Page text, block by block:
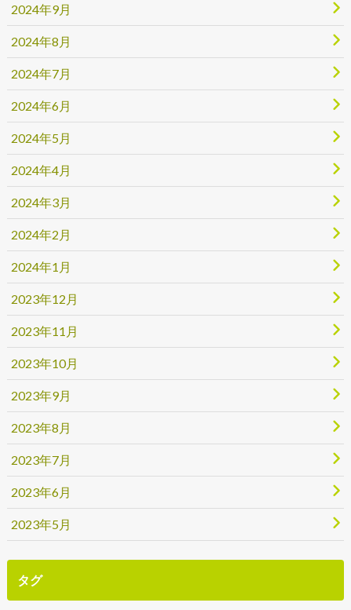
2024年9月
2024年8月
2024年7月
2024年6月
2024年5月
2024年4月
2024年3月
2024年2月
2024年1月
2023年12月
2023年11月
2023年10月
2023年9月
2023年8月
2023年7月
2023年6月
2023年5月
タグ